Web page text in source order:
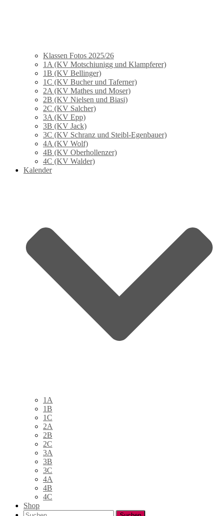
Klassen Fotos 2025/26
1A (KV Motschiunigg und Klampferer)
1B (KV Bellinger)
1C (KV Bucher und Taferner)
2A (KV Mathes und Moser)
2B (KV Nielsen und Biasi)
2C (KV Salcher)
3A (KV Epp)
3B (KV Jack)
3C (KV Schranz und Steibl-Egenbauer)
4A (KV Wolf)
4B (KV Oberhollenzer)
4C (KV Walder)
Kalender
1A
1B
1C
2A
2B
2C
3A
3B
3C
4A
4B
4C
Shop
Suchen